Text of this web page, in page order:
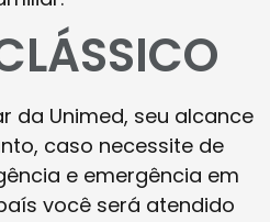
da Unimed, seu alcance
caso necessite de
e emergência em
você será atendido